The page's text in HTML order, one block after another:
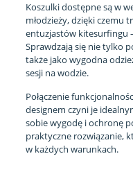
Koszulki dostępne są w
młodzieży, dzięki czemu
entuzjastów kitesurfingu
Sprawdzają się nie tylko
także jako wygodna
sesji na wodzie.
Połączenie
designem czyni je
sobie wygodę i ochronę
praktyczne rozwiązanie,
w każdych warunkach.